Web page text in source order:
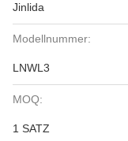
Jinlida
Modellnummer:
LNWL3
MOQ:
1 SATZ